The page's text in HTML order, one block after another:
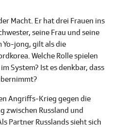
Macht. Er hat drei Frauen ins
seine Frau und seine
Yo-jong, gilt als die
Welche Rolle spielen
System? Ist es denkbar, dass
Angriffs-Krieg gegen die
zwischen Russland und
Partner Russlands sieht sich